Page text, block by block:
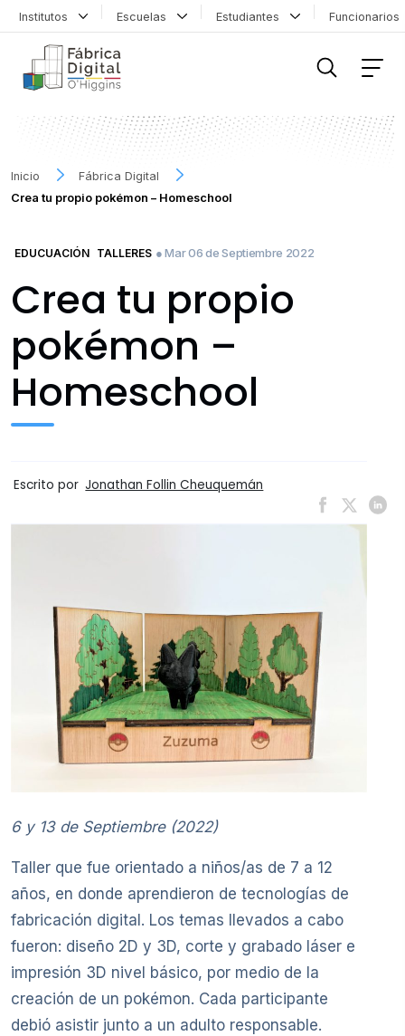
Institutos Escuelas Estudiantes
Inicio
Fábrica Digital
Crea tu propio pokémon – Homeschool
EDUCUACIÓN TALLERES ● Mar 06 de Septiembre 2022
Crea tu propio
pokémon –
Homeschool
Escrito por Jonathan Follin Cheuquemán
6 y 13 de Septiembre (2022)
Taller que fue orientado a niños/as de 7 a 12
años, en donde aprendieron de tecnologías de
fabricación digital. Los temas llevados a cabo
fueron: diseño 2D y 3D, corte y grabado láser e
impresión 3D nivel básico, por medio de la
creación de un pokémon. Cada participante
debió asistir junto a un adulto responsable.